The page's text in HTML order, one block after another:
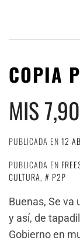
COPIA
MIS
PUBLICADA EN 12
PUBLICADA EN
CULTURA,
P2P
Buenas, Se va
y así, de
Gobierno en